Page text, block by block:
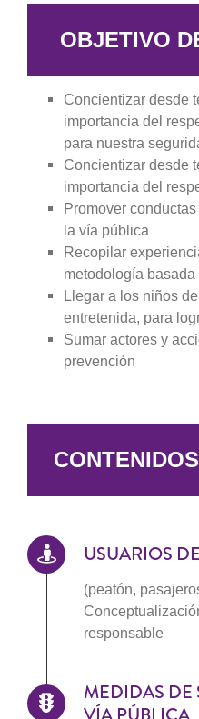
OBJETIVO
Concientizar desde
importancia del
para nuestra
Concientizar desde
importancia del
Promover
la vía pública
Recopilar
metodología
Llegar a los niños
entretenida, para
Sumar actores y
prevención
CONTENIDOS
USUARIOS
(peatón,
responsable
MEDIDAS DE